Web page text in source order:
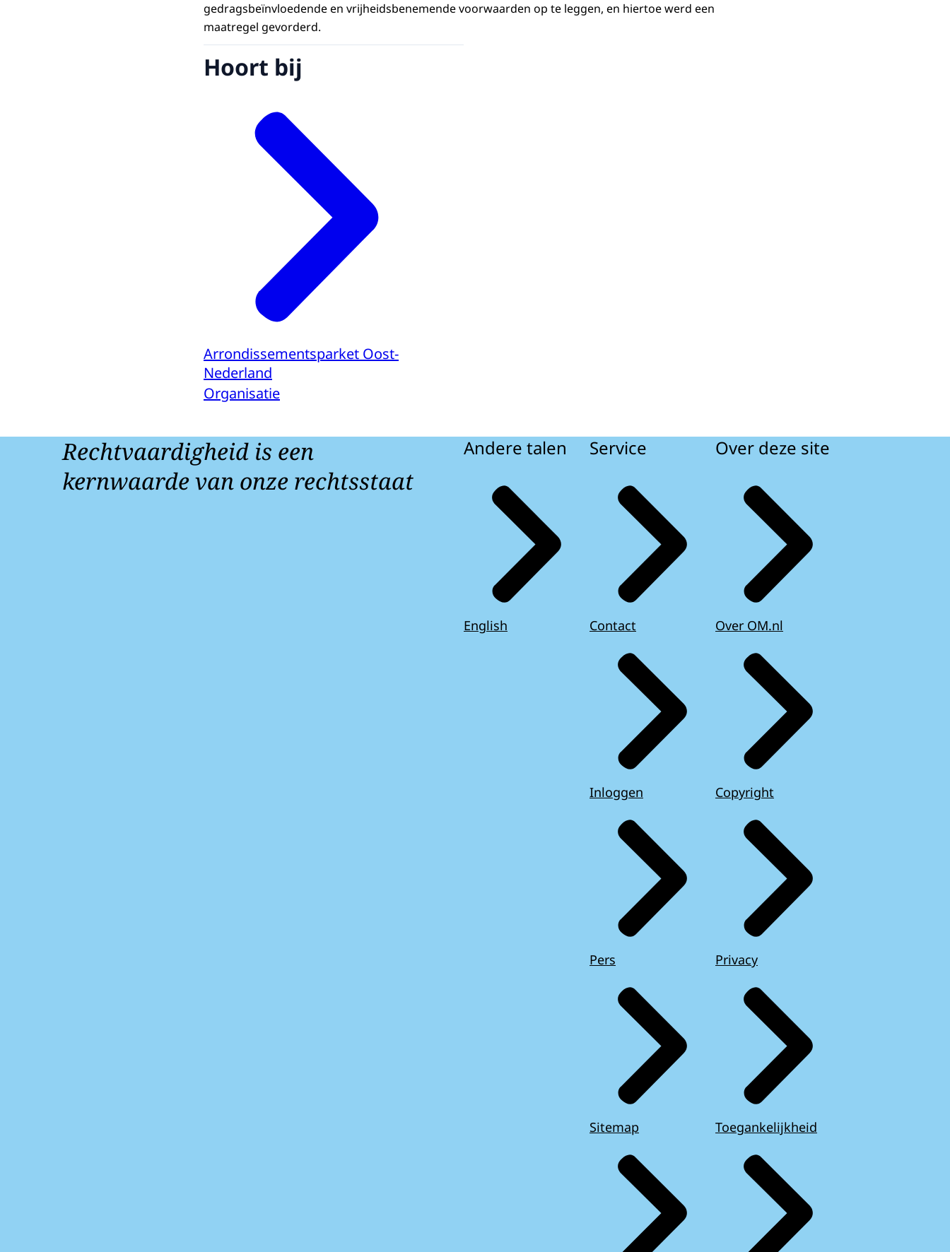
gedragsbeïnvloedende en vrijheidsbenemende voorwaarden op te leggen, en hiertoe werd een
maatregel gevorderd.
Hoort bij
Arrondissementsparket Oost-
Nederland
Organisatie
Rechtvaardigheid is een
kernwaarde van onze rechtsstaat
Andere talen
English
Service
Contact
Inloggen
Pers
Sitemap
Over deze site
Over OM.nl
Copyright
Privacy
Toegankelijkheid